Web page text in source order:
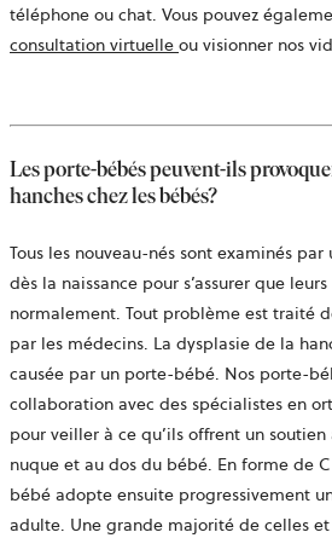
téléphone ou chat. Vous pouvez
consultation virtuelle ouvre
nouvel
onglet
ou visionner nos
Les porte-bébés peuvent-ils
hanches chez les bébés?
Tous les nouveau-nés sont examinés
dès la naissance pour s’assurer que
normalement. Tout problème est traité
par les médecins. La dysplasie de la
causée par un porte-bébé. Nos porte-
collaboration avec des spécialistes en
pour veiller à ce qu’ils offrent un
nuque et au dos du bébé. En forme de
bébé adopte ensuite progressivement
adulte. Une grande majorité de celles